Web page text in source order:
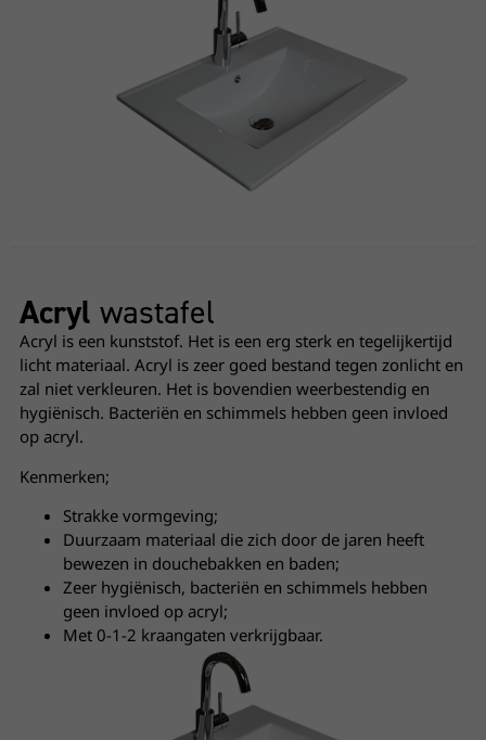
Acryl wastafel
Acryl is een kunststof. Het is een erg sterk en tegelijkertijd
licht materiaal. Acryl is zeer goed bestand tegen zonlicht en
zal niet verkleuren. Het is bovendien weerbestendig en
hygiënisch. Bacteriën en schimmels hebben geen invloed
op acryl.
Kenmerken;
Strakke vormgeving;
Duurzaam materiaal die zich door de jaren heeft
bewezen in douchebakken en baden;
Zeer hygiënisch, bacteriën en schimmels hebben
geen invloed op acryl;
Met 0-1-2 kraangaten verkrijgbaar.